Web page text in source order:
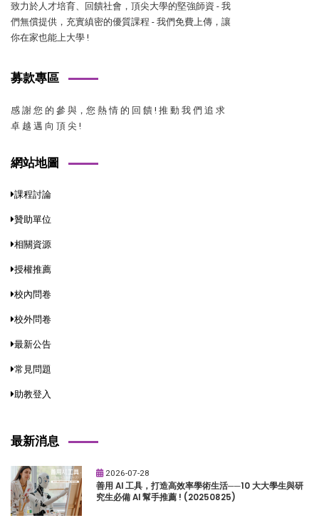
致力於人才培育、回饋社會，頂尖大學的堅強師資 - 我
們無償提供，充實縝密的優質課程 - 我們免費上傳，讓
你在家也能上大學 !
募款專區
感 謝 您 的 參 與，您 熱 情 的 回 饋 ! 推 動 我 們 追 求
卓 越 邁 向 頂 尖 !
網站地圖
課程討論
贊助單位
相關資源
授權推薦
校內問卷
校外問卷
最新公告
常見問題
助教登入
最新消息
2026-07-28
善用 AI 工具，打造高效率學術生活──10 大大學生與研
究生必備 AI 幫手推薦 ! (20250825)